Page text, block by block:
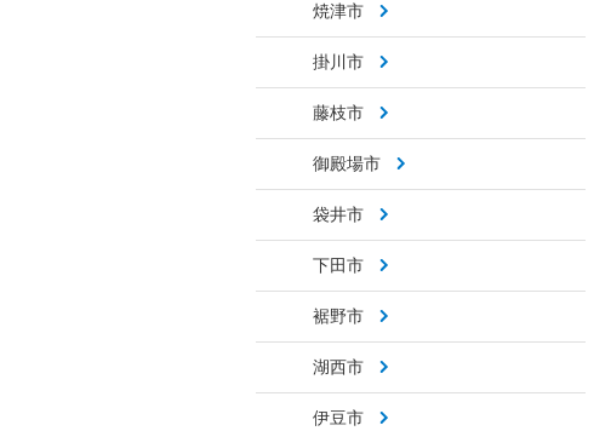
焼津市
掛川市
藤枝市
御殿場市
袋井市
下田市
裾野市
湖西市
伊豆市